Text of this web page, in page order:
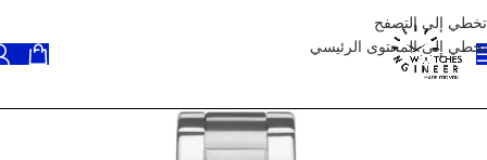
تخطي إلى التصفح
تخطي إلى المحتوى الرئيسي